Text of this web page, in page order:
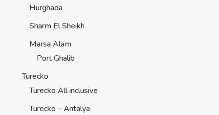
Hurghada
Sharm El Sheikh
Marsa Alam
Port Ghalib
Turecko
Turecko All inclusive
Turecko – Antalya